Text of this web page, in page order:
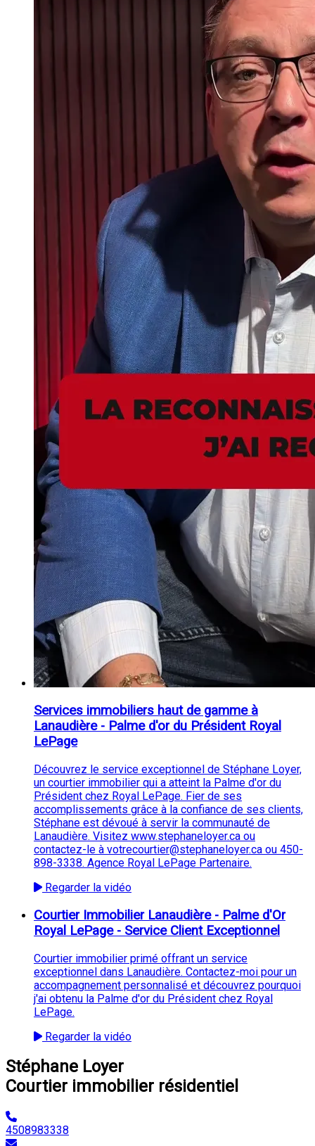
Services immobiliers haut de gamme à
Lanaudière - Palme d'or du Président Royal
LePage
Découvrez le service exceptionnel de Stéphane Loyer,
un courtier immobilier qui a atteint la Palme d'or du
Président chez Royal LePage. Fier de ses
accomplissements grâce à la confiance de ses clients,
Stéphane est dévoué à servir la communauté de
Lanaudière. Visitez www.stephaneloyer.ca ou
contactez-le à votrecourtier@stephaneloyer.ca ou 450-
898-3338. Agence Royal LePage Partenaire.
Regarder la vidéo
Courtier Immobilier Lanaudière - Palme d'Or
Royal LePage - Service Client Exceptionnel
Courtier immobilier primé offrant un service
exceptionnel dans Lanaudière. Contactez-moi pour un
accompagnement personnalisé et découvrez pourquoi
j'ai obtenu la Palme d'or du Président chez Royal
LePage.
Regarder la vidéo
Stéphane Loyer
Courtier immobilier résidentiel
4508983338